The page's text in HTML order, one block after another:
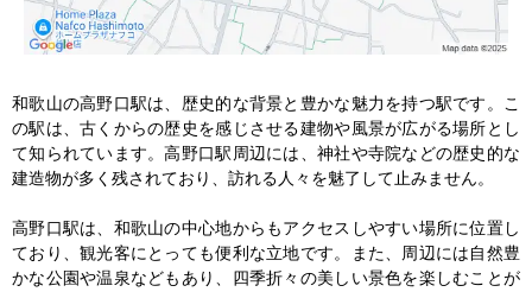
和歌山の高野口駅は、歴史的な背景と豊かな魅力を持つ駅です。こ
の駅は、古くからの歴史を感じさせる建物や風景が広がる場所とし
て知られています。高野口駅周辺には、神社や寺院などの歴史的な
建造物が多く残されており、訪れる人々を魅了して止みません。
高野口駅は、和歌山の中心地からもアクセスしやすい場所に位置し
ており、観光客にとっても便利な立地です。また、周辺には自然豊
かな公園や温泉などもあり、四季折々の美しい景色を楽しむことが